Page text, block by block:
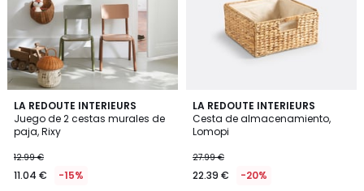
LA REDOUTE INTERIEURS
Juego de 2 cestas murales de
paja, Rixy
12.99 €
11.04 € -15%
4,8
/ 5
LA REDOUTE INTERIEURS
Cesta de almacenamiento,
Lomopi
27.99 €
22.39 € -20%
4,4
/ 5